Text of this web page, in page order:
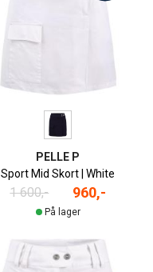
PELLE P
Sport Mid Skort | White
1 600,- 960,-
På lager